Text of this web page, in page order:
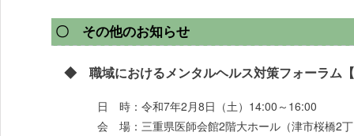
〇 その他のお知らせ
◆ 職域におけるメンタルヘルス対策フォーラム
日 時：令和7年2月8日（土）14:00～16:00
会 場：三重県医師会館2階大ホール（津市桜橋2丁